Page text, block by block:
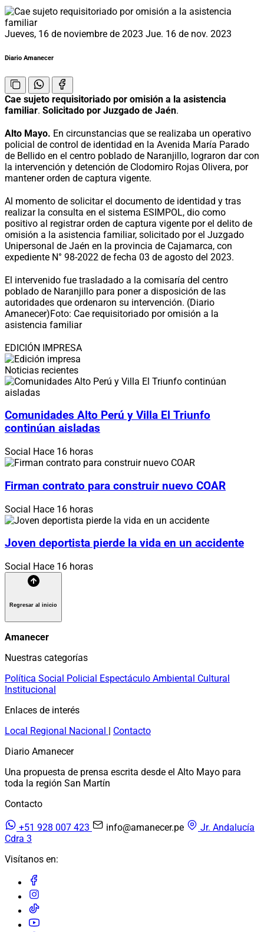
Jueves, 16 de noviembre de 2023 Jue. 16 de nov. 2023
Diario Amanecer
Cae sujeto requisitoriado por omisión a la asistencia
familiar. Solicitado por Juzgado de Jaén.
Alto Mayo. En circunstancias que se realizaba un operativo
policial de control de identidad en la Avenida María Parado
de Bellido en el centro poblado de Naranjillo, lograron dar con
la intervención y detención de Clodomiro Rojas Olivera, por
mantener orden de captura vigente.
Al momento de solicitar el documento de identidad y tras
realizar la consulta en el sistema ESIMPOL, dio como
positivo al registrar orden de captura vigente por el delito de
omisión a la asistencia familiar, solicitado por el Juzgado
Unipersonal de Jaén en la provincia de Cajamarca, con
expediente N° 98-2022 de fecha 03 de agosto del 2023.
El intervenido fue trasladado a la comisaría del centro
poblado de Naranjillo para poner a disposición de las
autoridades que ordenaron su intervención. (Diario
Amanecer)Foto: Cae requisitoriado por omisión a la
asistencia familiar
EDICIÓN IMPRESA
Noticias recientes
Comunidades Alto Perú y Villa El Triunfo
continúan aisladas
Social Hace 16 horas
Firman contrato para construir nuevo COAR
Social Hace 16 horas
Joven deportista pierde la vida en un accidente
Social Hace 16 horas
Regresar al inicio
Amanecer
Nuestras categorías
Política Social Policial Espectáculo Ambiental Cultural
Institucional
Enlaces de interés
Local Regional Nacional | Contacto
Diario Amanecer
Una propuesta de prensa escrita desde el Alto Mayo para
toda la región San Martín
Contacto
+51 928 007 423 info@amanecer.pe
Jr. Andalucía
Cdra 3
Visítanos en: